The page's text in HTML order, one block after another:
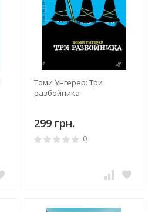
Томи Унгерер: Три
разбойника
299 грн.
0